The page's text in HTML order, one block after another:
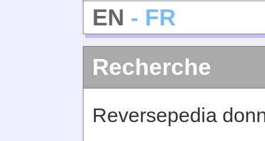
EN - FR
Recherche
Reversepedia